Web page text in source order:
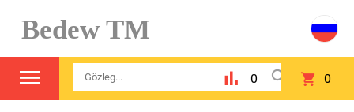
Bedew TM
0 0